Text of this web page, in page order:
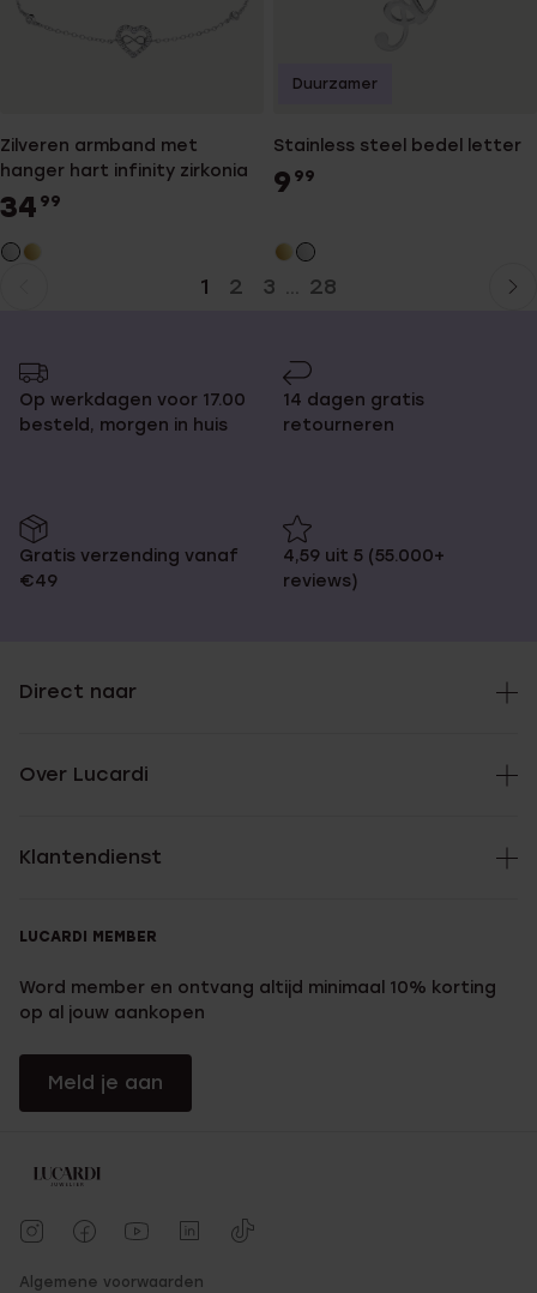
Zilveren armband met
hanger hart infinity zirkonia
34 99
Stainless steel bedel letter
9 99
Duurzamer
1 2 3 28
Op werkdagen voor 17.00
besteld, morgen in huis
14 dagen gratis
retourneren
Gratis verzending vanaf
€49
4,59 uit 5 (55.000+
reviews)
Direct naar
Over Lucardi
Klantendienst
LUCARDI MEMBER
Word member en ontvang altijd minimaal 10% korting
op al jouw aankopen
Meld je aan
Algemene voorwaarden